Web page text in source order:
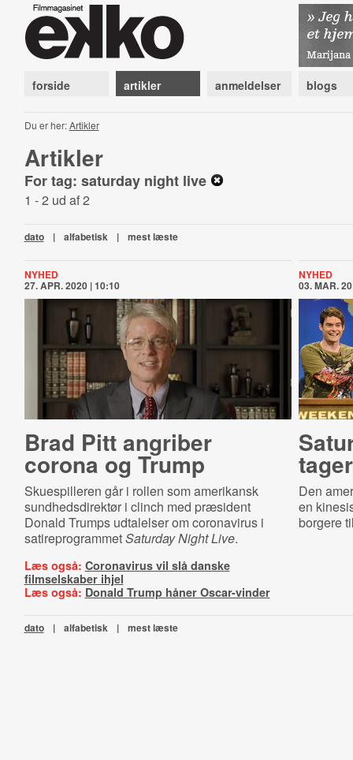
forside artikler anmeldelser blogs
Du er her:Artikler
Artikler
For tag: saturday night live
1 - 2 ud af 2
dato | alfabetisk | mest læste
NYHED
27. APR. 2020 | 10:10
Brad Pitt angriber
corona og Trump
Skuespilleren går i rollen som amerikansk
sundhedsdirektør i clinch med præsident
Donald Trumps udtalelser om coronavirus i
satireprogrammetSaturday Night Live.
Læs også: Coronavirus vil slå danske
filmselskaber ihjel
Læs også: Donald Trump håner Oscar-vinder
NYHED
03. MAR.
Den
en
borgere
dato | alfabetisk | mest læste